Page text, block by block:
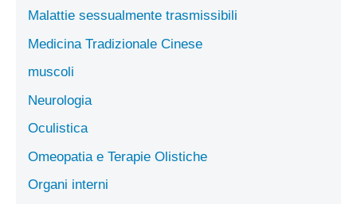
Malattie sessualmente trasmissibili
Medicina Tradizionale Cinese
muscoli
Neurologia
Oculistica
Omeopatia e Terapie Olistiche
Organi interni